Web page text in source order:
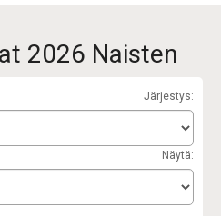
2026 Naisten
Järjestys:
Näytä: